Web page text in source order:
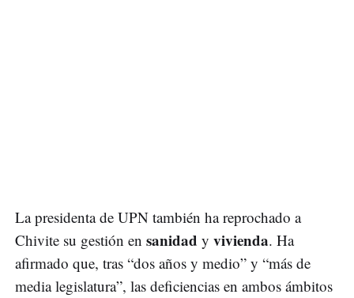
La presidenta de UPN también ha reprochado a
Chivite su gestión en sanidad y vivienda. Ha
afirmado que, tras “dos años y medio” y “más de
media legislatura”, las deficiencias en ambos ámbitos